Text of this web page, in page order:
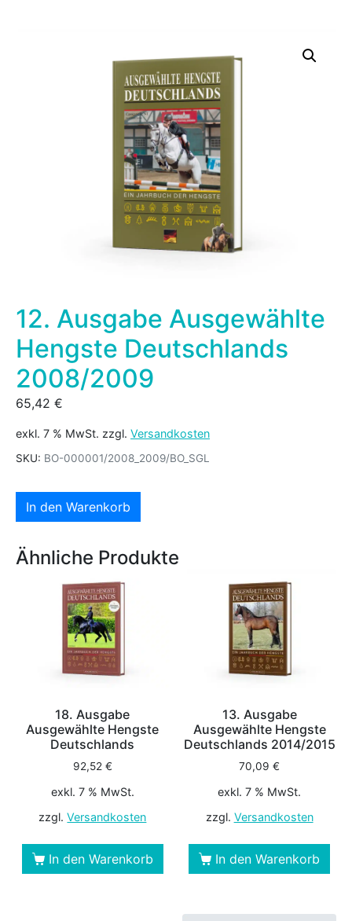
12. Ausgabe Ausgewählte
Hengste Deutschlands
2008/2009
65,42 €
exkl. 7 % MwSt. zzgl. Versandkosten
SKU: BO-000001/2008_2009/BO_SGL
In den Warenkorb
Ähnliche Produkte
18. Ausgabe
Ausgewählte Hengste
Deutschlands
92,52 €
exkl. 7 % MwSt.
zzgl.Versandkosten
In den Warenkorb
13. Ausgabe
Ausgewählte Hengste
Deutschlands 2014/2015
70,09€
exkl. 7 % MwSt.
zzgl. Versandkosten
In den Warenkorb